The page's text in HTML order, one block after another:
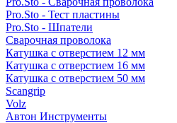
Pro.Sto - Тест пластины
Pro.Sto - Шпатели
Сварочная проволока
Катушка с отверстием 12 мм
Катушка с отверстием 16 мм
Катушка с отверстием 50 мм
Scangrip
Volz
Автон Инструменты